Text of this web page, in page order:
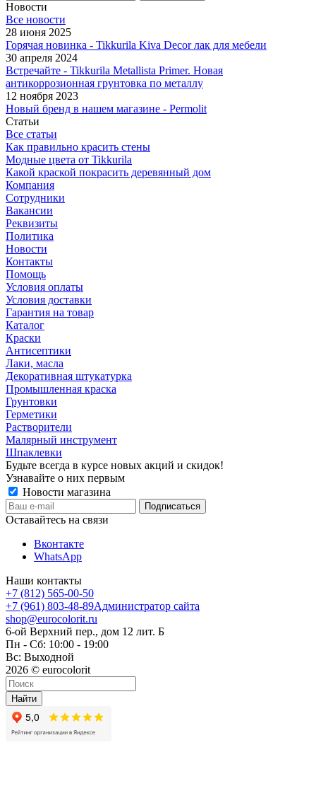
Новости
Все новости
28 июня 2025
Горячая новинка - Tikkurila Kiva Decor лак для мебели
30 апреля 2024
Встречайте - Tikkurila Metallista Primer. Новая
антикоррозионная грунтовка по металлу
12 ноября 2023
Новый бренд в нашем магазине - Permolit
Статьи
Все статьи
Как правильно красить стены
Модные цвета от Tikkurila
Какой краской покрасить деревянный дом
Компания
Сотрудники
Вакансии
Реквизиты
Политика
Новости
Контакты
Помощь
Условия оплаты
Условия доставки
Гарантия на товар
Каталог
Краски
Антисептики
Лаки, масла
Декоративная штукатурка
Промышленная краска
Грунтовки
Герметики
Растворители
Малярный инструмент
Шпаклевки
Будьте всегда в курсе новых акций и скидок!
Узнавайте о них первым
Новости магазина
Оставайтесь на связи
Вконтакте
WhatsApp
Наши контакты
+7 (812) 565-00-50
+7 (961) 803-48-89Администратор сайта
shop@eurocolorit.ru
6-ой Верхний пер., дом 12 лит. Б
Пн - Сб: 10:00 - 19:00
Вс: Выходной
2026 © eurocolorit
Найти